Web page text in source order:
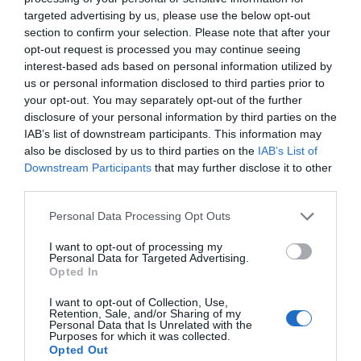
targeted advertising by us, please use the below opt-out
section to confirm your selection. Please note that after your
opt-out request is processed you may continue seeing
interest-based ads based on personal information utilized by
us or personal information disclosed to third parties prior to
your opt-out. You may separately opt-out of the further
disclosure of your personal information by third parties on the
IAB’s list of downstream participants. This information may
also be disclosed by us to third parties on the IAB’s List of
Downstream Participants that may further disclose it to other
Personal Data Processing Opt Outs
I want to opt-out of processing my
Personal Data for Targeted Advertising.
Opted In
I want to opt-out of Collection, Use,
Retention, Sale, and/or Sharing of my
Personal Data that Is Unrelated with the
Purposes for which it was collected.
Opted Out